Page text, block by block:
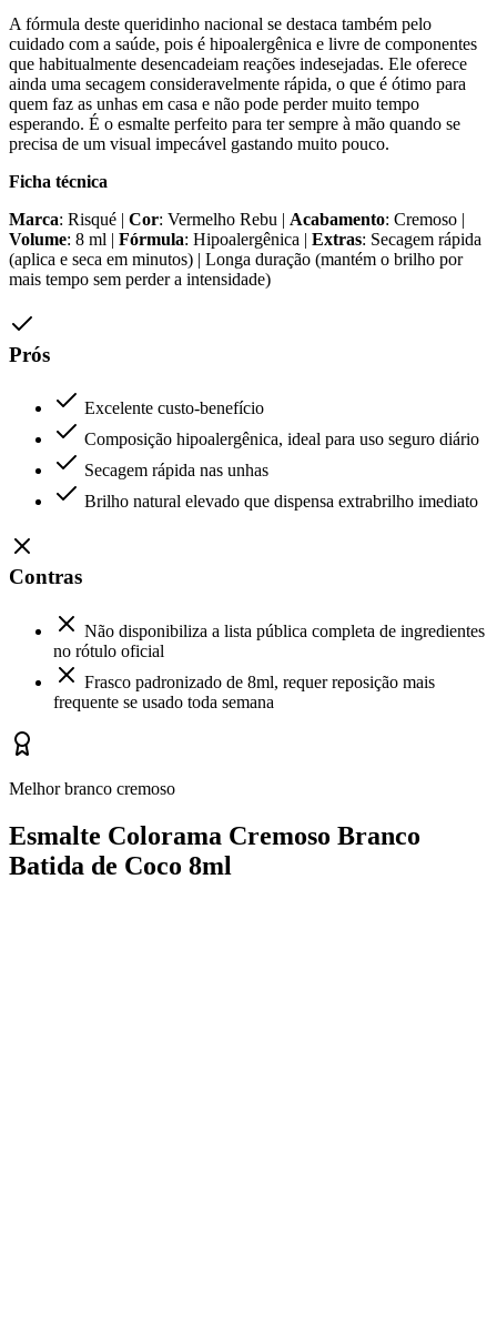
A fórmula deste queridinho nacional se destaca também pelo
cuidado com a saúde, pois é hipoalergênica e livre de componentes
que habitualmente desencadeiam reações indesejadas. Ele oferece
ainda uma secagem consideravelmente rápida, o que é ótimo para
quem faz as unhas em casa e não pode perder muito tempo
esperando. É o esmalte perfeito para ter sempre à mão quando se
precisa de um visual impecável gastando muito pouco.
Ficha técnica
Marca: Risqué | Cor: Vermelho Rebu | Acabamento: Cremoso |
Volume: 8 ml | Fórmula: Hipoalergênica | Extras: Secagem rápida
(aplica e seca em minutos) | Longa duração (mantém o brilho por
mais tempo sem perder a intensidade)
Prós
Excelente custo-benefício
Composição hipoalergênica, ideal para uso seguro diário
Secagem rápida nas unhas
Brilho natural elevado que dispensa extrabrilho imediato
Contras
Não disponibiliza a lista pública completa de ingredientes
no rótulo oficial
Frasco padronizado de 8ml, requer reposição mais
frequente se usado toda semana
Melhor branco cremoso
Esmalte Colorama Cremoso Branco
Batida de Coco 8ml